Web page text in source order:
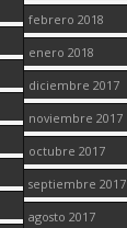
febrero 2018
enero 2018
diciembre 2017
noviembre 2017
octubre 2017
septiembre 2017
agosto 2017